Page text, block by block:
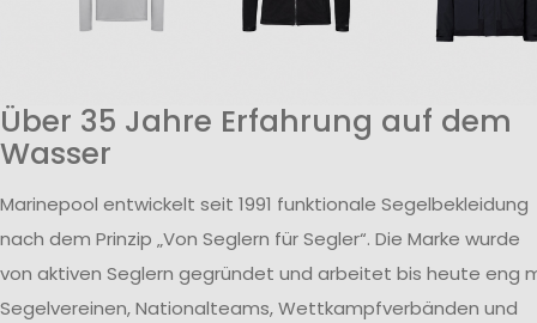
Über 35 Jahre Erfahrung auf dem
Wasser
Marinepool entwickelt seit 1991 funktionale Segelbekleidung
nach dem Prinzip „Von Seglern für Segler“. Die Marke wurde
von aktiven Seglern gegründet und arbeitet bis heute eng
Segelvereinen, Nationalteams, Wettkampfverbänden und